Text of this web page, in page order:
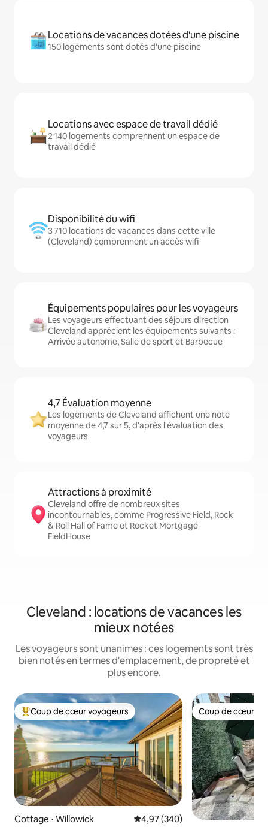
Locations de vacances dotées d'une piscine
150 logements sont dotés d'une piscine
Locations avec espace de travail dédié
2 140 logements comprennent un espace de
travail dédié
Disponibilité du wifi
3 710 locations de vacances dans cette ville
(Cleveland) comprennent un accès wifi
Équipements populaires pour les voyageurs
Les voyageurs effectuant des séjours direction
Cleveland apprécient les équipements suivants :
Arrivée autonome, Salle de sport et Barbecue
4,7 Évaluation moyenne
Les logements de Cleveland affichent une note
moyenne de 4,7 sur 5, d'après l'évaluation des
voyageurs
Attractions à proximité
Cleveland offre de nombreux sites
incontournables, comme Progressive Field, Rock
& Roll Hall of Fame et Rocket Mortgage
FieldHouse
Cleveland : locations de vacances les
mieux notées
Les voyageurs sont unanimes : ces logements sont très
bien notés en termes d'emplacement, de propreté et
plus encore.
Coups de cœur voyageurs les plus appréciés
Coup de cœur voyageurs
Cottage ⋅ Willowick Évaluation moyenne sur la
4,97 (340)
Coup de cœur
Coup de cœur